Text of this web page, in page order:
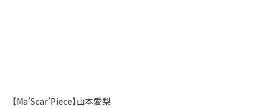
【Ma’Scar’Piece】山本愛梨